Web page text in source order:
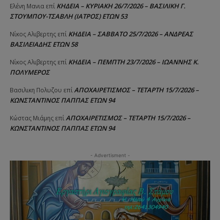
Ελένη Μανια επί ΚΗΔΕΙΑ – ΚΥΡΙΑΚΗ 26/7/2026 – ΒΑΣΙΛΙΚΗ Γ.
ΣΤΟΥΜΠΟΥ-ΤΣΑΒΛΗ (ΙΑΤΡΟΣ) ΕΤΩΝ 53
Νίκος Αλιβερτης επί ΚΗΔΕΙΑ – ΣΑΒΒΑΤΟ 25/7/2026 – ΑΝΔΡΕΑΣ
ΒΑΣΙΛΕΙΑΔΗΣ ΕΤΩΝ 58
Νίκος Αλιβερτης επί ΚΗΔΕΙΑ – ΠΕΜΠΤΗ 23/7/2026 – ΙΩΑΝΝΗΣ Κ.
ΠΟΛΥΜΕΡΟΣ
Βασιλικη Πολυζου επίΑΠΟΧΑΙΡΕΤΙΣΜΟΣ – ΤΕΤΑΡΤΗ 15/7/2026 –
ΚΩΝΣΤΑΝΤΙΝΟΣ ΠΑΠΠΑΣ ΕΤΩΝ 94
Κώστας Μιάμης επίΑΠΟΧΑΙΡΕΤΙΣΜΟΣ – ΤΕΤΑΡΤΗ 15/7/2026 –
ΚΩΝΣΤΑΝΤΙΝΟΣ ΠΑΠΠΑΣ ΕΤΩΝ 94
- Advertisment -